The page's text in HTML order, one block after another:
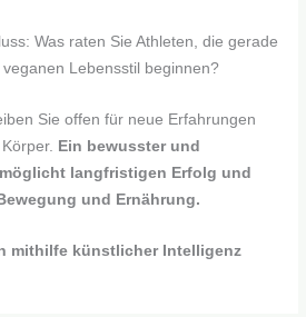
Was raten Sie Athleten, die gerade
Lebensstil beginnen?
Sie offen für neue Erfahrungen
Ein bewusster und
langfristigen Erfolg und
und Ernährung.
mithilfe künstlicher Intelligenz